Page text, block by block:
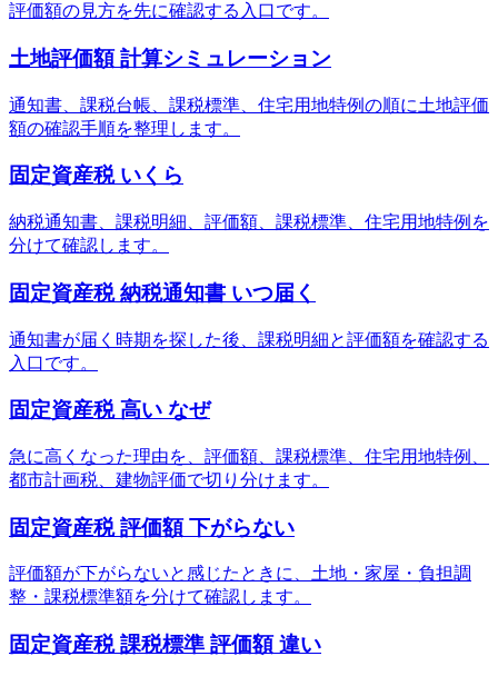
評価額の見方を先に確認する入口です。
土地評価額 計算シミュレーション
通知書、課税台帳、課税標準、住宅用地特例の順に土地評価
額の確認手順を整理します。
固定資産税 いくら
納税通知書、課税明細、評価額、課税標準、住宅用地特例を
分けて確認します。
固定資産税 納税通知書 いつ届く
通知書が届く時期を探した後、課税明細と評価額を確認する
入口です。
固定資産税 高い なぜ
急に高くなった理由を、評価額、課税標準、住宅用地特例、
都市計画税、建物評価で切り分けます。
固定資産税 評価額 下がらない
評価額が下がらないと感じたときに、土地・家屋・負担調
整・課税標準額を分けて確認します。
固定資産税 課税標準 評価額 違い